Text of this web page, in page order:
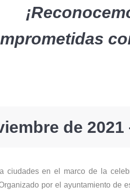
de 2021
ciudades en el marco de la
por el ayuntamiento de